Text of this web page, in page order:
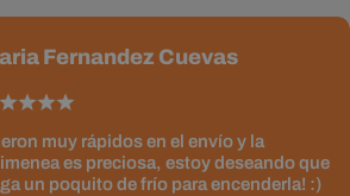
Fernandez Cuevas
muy rápidos en el envío y la
es preciosa, estoy deseando que
un poquito de frío para encenderla! :)